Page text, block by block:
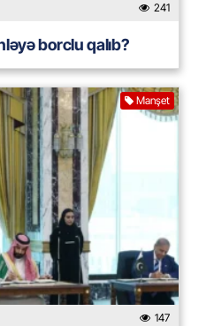
241
borclu qalıb?
Manşet
147